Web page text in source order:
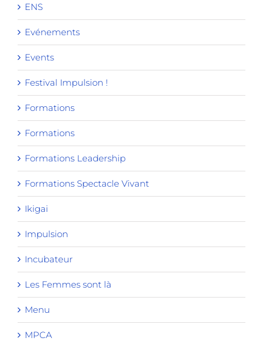
ENS
Evénements
Events
Festival Impulsion !
Formations
Formations
Formations Leadership
Formations Spectacle Vivant
Ikigai
Impulsion
Incubateur
Les Femmes sont là
Menu
MPCA